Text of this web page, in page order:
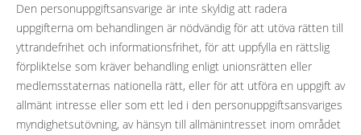
Den personuppgiftsansvarige är inte skyldig att radera
uppgifterna om behandlingen är nödvändig för att utöva rätten till
yttrandefrihet och informationsfrihet, för att uppfylla en rättslig
förpliktelse som kräver behandling enligt unionsrätten eller
medlemsstaternas nationella rätt, eller för att utföra en uppgift av
allmänt intresse eller som ett led i den personuppgiftsansvariges
myndighetsutövning, av hänsyn till allmänintresset inom området